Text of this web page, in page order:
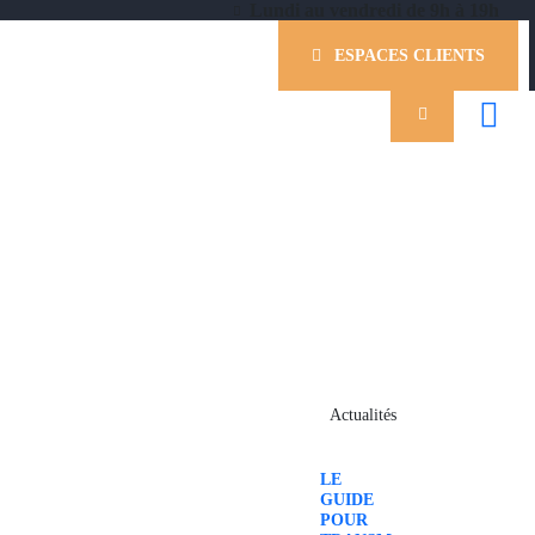
ESPACES CLIENTS
Actualités
LE
GUIDE
POUR